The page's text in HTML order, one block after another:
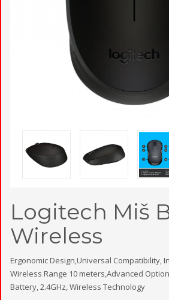
Logitech Miš
Wireless
Ergonomic Design,Universal Compatibility,
Wireless Range 10 meters,Advanced
Battery, 2.4GHz, Wireless Technology